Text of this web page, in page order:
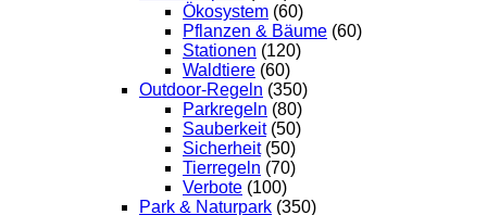
Ökosystem (60)
Pflanzen & Bäume (60)
Stationen (120)
Waldtiere (60)
Outdoor-Regeln (350)
Parkregeln (80)
Sauberkeit (50)
Sicherheit (50)
Tierregeln (70)
Verbote (100)
Park & Naturpark (350)